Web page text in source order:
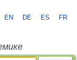
EN DE ES FR